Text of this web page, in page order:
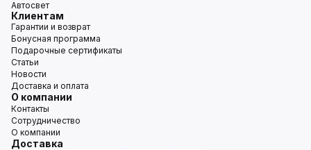
Автосвет
Клиентам
Гарантии и возврат
Бонусная программа
Подарочные сертификаты
Статьи
Новости
Доставка и оплата
О компании
Контакты
Сотрудничество
О компании
Доставка